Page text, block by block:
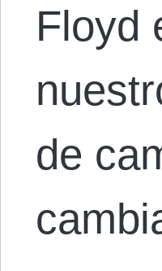
Floyd
de